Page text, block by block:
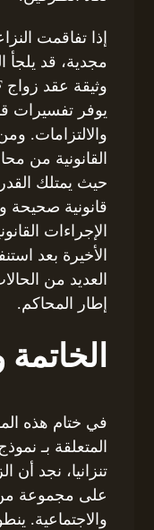
إذا تفاقمت
مجدية، قد يلجأ
يوفر تفسيرات
والالتزامات.
القانونية من
حيث يمتلك
قانونية
الإجراءات
الأخيرة بعد
العديد من
إطار المحاكم.
في ختام هذه
تنزانيا، نجد
على مجموعة من
والاجتماعية.